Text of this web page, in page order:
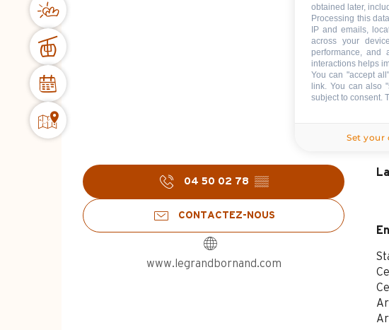
04 50 02 78 ▒▒
CONTACTEZ-NOUS
www.legrandbornand.com
obtained later,
Processing this
IP and emails,
across your
performance, and
interactions helps
You can "accept
link. You can also
subject to consent.
Set your